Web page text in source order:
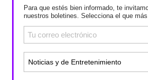
Para que estés bien informado, te
nuestros boletines. Selecciona el que